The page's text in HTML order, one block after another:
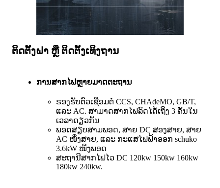
ຕິດຕັ້ງຝາ ຫຼື ຕິດຕັ້ງເທິງຖານ
ການສາກໄຟຫຼາຍມາດຕະຖານ
ຮອງຮັບຕົວເຊື່ອມຕໍ່ CCS, CHAdeMO, GB/T,
ແລະ AC. ສາມາດສາກໄຟລົດໄດ້ເຖິງ 3 ຄັນໃນ
ເວລາດຽວກັນ
ພອດສຽບສາມພອດ, ສາຍ DC ສອງສາຍ, ສາຍ
AC ໜຶ່ງສາຍ, ແລະ ກະແສໄຟຟ້າອອກ schuko
3.6kW ໜຶ່ງພອດ
ສະຖານີສາກໄຟໄວ DC 120kw 150kw 160kw
180kw 240kw.